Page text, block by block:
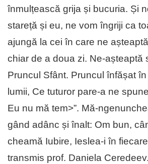
înmulțească grija și bucuria. Și
stareță și eu, ne vom îngriji ca
ajungă la cei în care ne
chiar de a doua zi. Ne-așteaptă
Pruncul Sfânt. Pruncul înfășat
lumii, Ce tuturor pare-a ne
Eu nu mă tem>”. Mă-
gând adânc și înalt: Om bun,
cheamă Iubire, Ieslea-i în
transmis prof. Daniela Ceredeev.